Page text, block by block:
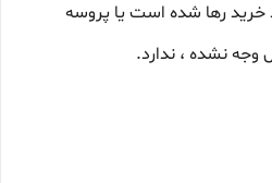
خرید رها شده است یا پروسه
نشده ، ندارد.